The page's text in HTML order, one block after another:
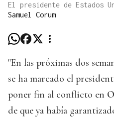
El presidente de Estados
Samuel Corum
"En las próximas dos
se ha marcado el
poner fin al conflicto en
de que ya había